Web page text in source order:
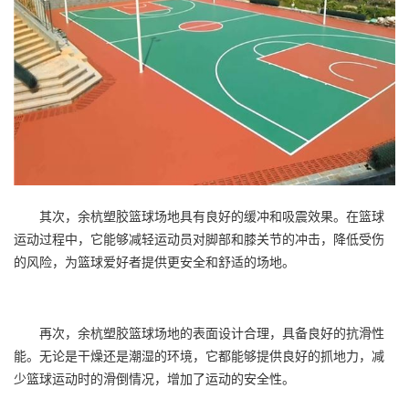
其次，余杭塑胶篮球场地具有良好的缓冲和吸震效果。在篮球
运动过程中，它能够减轻运动员对脚部和膝关节的冲击，降低受伤
的风险，为篮球爱好者提供更安全和舒适的场地。
再次，余杭塑胶篮球场地的表面设计合理，具备良好的抗滑性
能。无论是干燥还是潮湿的环境，它都能够提供良好的抓地力，减
少篮球运动时的滑倒情况，增加了运动的安全性。